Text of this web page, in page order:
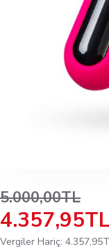
4.357,95TL
5.000,00TL
Vergiler Hariç: